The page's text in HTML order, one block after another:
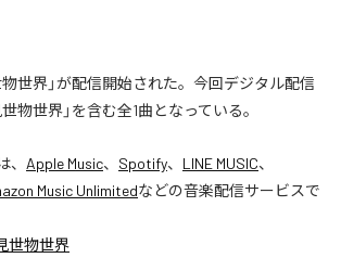
世界」が配信開始された。今回デジタル配信
物世界」を含む全1曲となっている。
、 Apple Music、 Spotify、 LINE MUSIC、
Music Unlimitedなどの音楽配信サービスで
世物世界